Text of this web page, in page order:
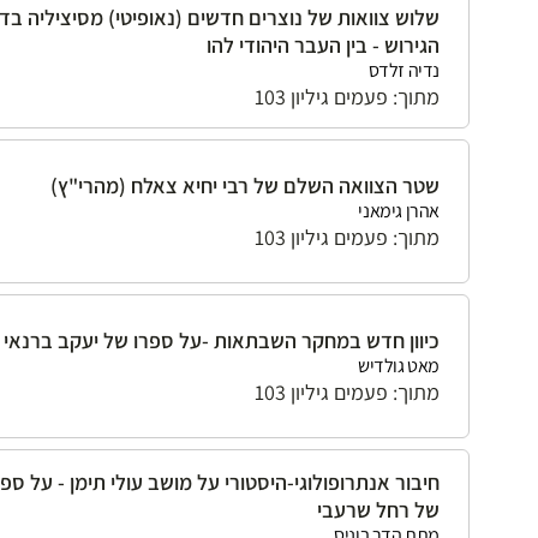
שלוש צוואות של נוצרים חדשים (נאופיטי) מסיציליה
הגירוש - בין העבר היהודי להו
נדיה זלדס
מתוך: פעמים גיליון 103
שטר הצוואה השלם של רבי יחיא צאלח (מהרי"ץ)
אהרן גימאני
מתוך: פעמים גיליון 103
כיוון חדש במחקר השבתאות -על ספרו של יעקב ברנאי
מאט גולדיש
מתוך: פעמים גיליון 103
חיבור אנתרופולוגי-היסטורי על מושב עולי תימן - על
של רחל שרעבי